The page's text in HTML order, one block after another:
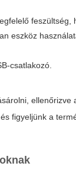
feszültség,
eszköz
csatlakozó.
figyeljünk a